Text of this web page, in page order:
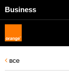
Business
все